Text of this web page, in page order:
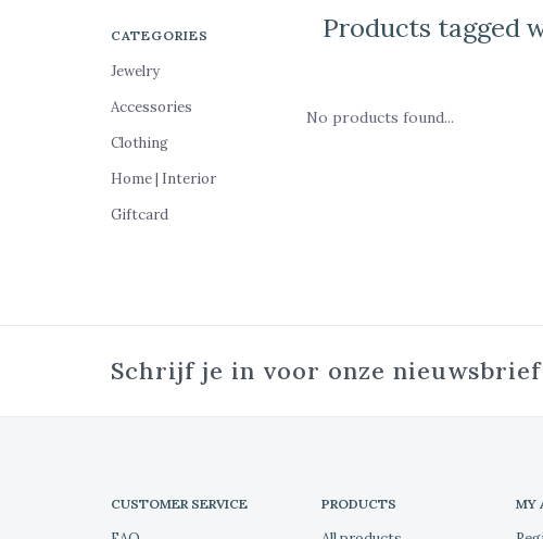
CATEGORIES
Jewelry
Accessories
Clothing
Home | Interior
Giftcard
Products tagged
No products found...
Schrijf je in voor onze nieuwsbrief
CUSTOMER SERVICE PRODUCTS MY